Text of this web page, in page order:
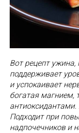
Вот рецепт ужина,
поддерживает
и успокаивает
богатая магнием,
антиоксидантами.
Подходит при
надпочечников и